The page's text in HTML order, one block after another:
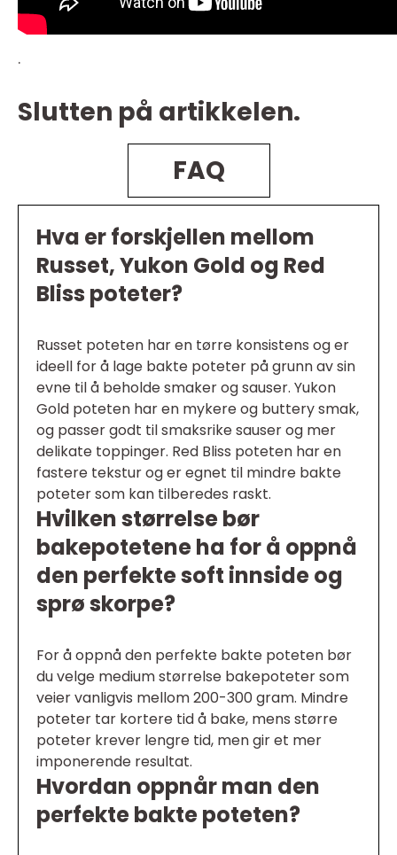
.
Slutten på artikkelen.
FAQ
Hva er forskjellen mellom
Russet, Yukon Gold og Red
Bliss poteter?
Russet poteten har en tørre konsistens og er
ideell for å lage bakte poteter på grunn av sin
evne til å beholde smaker og sauser. Yukon
Gold poteten har en mykere og buttery smak,
og passer godt til smaksrike sauser og mer
delikate toppinger. Red Bliss poteten har en
fastere tekstur og er egnet til mindre bakte
poteter som kan tilberedes raskt.
Hvilken størrelse bør
bakepotetene ha for å oppnå
den perfekte soft innside og
sprø skorpe?
For å oppnå den perfekte bakte poteten bør
du velge medium størrelse bakepoteter som
veier vanligvis mellom 200-300 gram. Mindre
poteter tar kortere tid å bake, mens større
poteter krever lengre tid, men gir et mer
imponerende resultat.
Hvordan oppnår man den
perfekte bakte poteten?